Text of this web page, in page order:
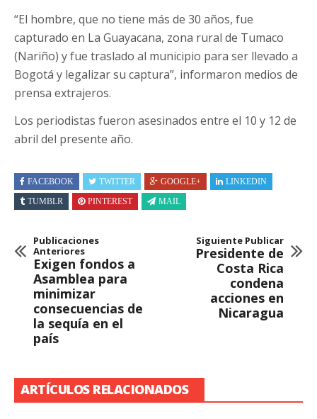
“El hombre, que no tiene más de 30 años, fue
capturado en La Guayacana, zona rural de Tumaco
(Nariño) y fue traslado al municipio para ser llevado a
Bogotá y legalizar su captura”, informaron medios de
prensa extrajeros.
Los periodistas fueron asesinados entre el 10 y 12 de
abril del presente año.
FACEBOOK TWITTER GOOGLE+
LINKEDIN
TUMBLR
PINTEREST MAIL
Publicaciones
Anteriores
Exigen fondos a
Asamblea para
minimizar
consecuencias de
la sequía en el
país
Siguiente Publicar
Presidente de
Costa Rica
condena
acciones en
Nicaragua
ARTÍCULOS RELACIONADOS